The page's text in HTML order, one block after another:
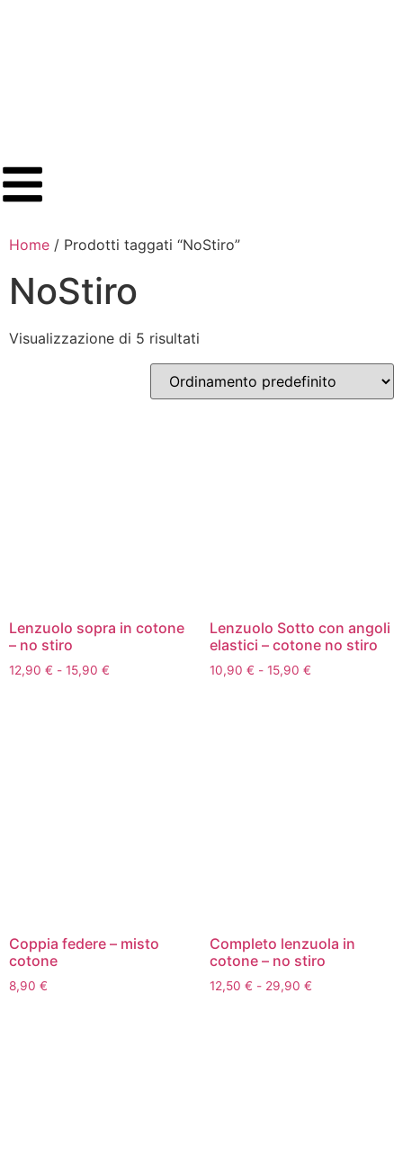
Home / Prodotti taggati “NoStiro”
NoStiro
Visualizzazione di 5 risultati
Lenzuolo sopra in cotone
– no stiro
12,90 € - 15,90 €
Lenzuolo Sotto con angoli
elastici – cotone no stiro
10,90 € - 15,90 €
Coppia federe – misto
cotone
8,90 €
Completo lenzuola in
cotone – no stiro
12,50 € - 29,90 €